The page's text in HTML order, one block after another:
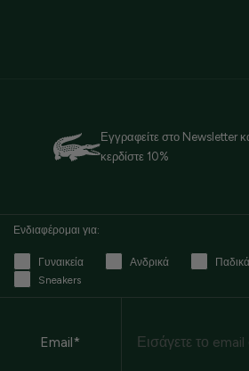
Εγγραφείτε στο Newsletter
κερδίστε 10%
Ενδιαφέρομαι για:
Γυναικεία Ανδρικά
Παδικά
Sneakers
Email*